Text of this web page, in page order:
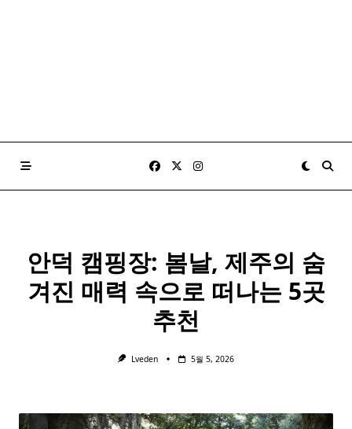
안덕 캠핑장: 봄날, 제주의 숨
겨진 매력 속으로 떠나는 5곳
추천
Lveden 5월 5, 2026